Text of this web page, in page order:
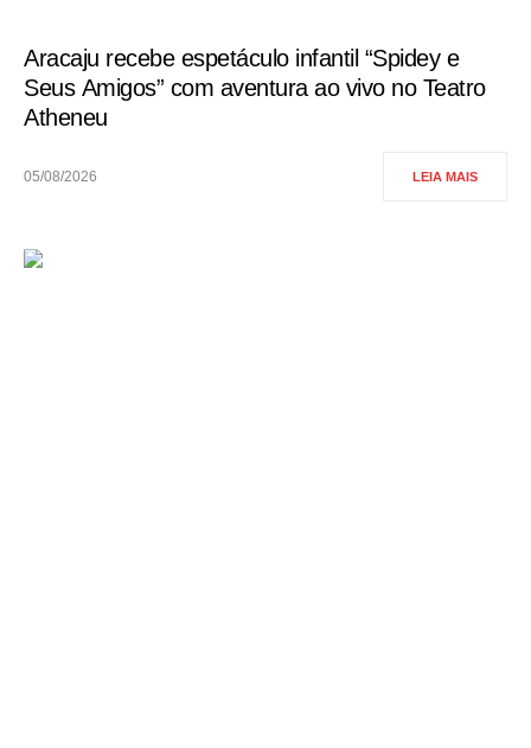
Aracaju recebe espetáculo infantil “Spidey e
Seus Amigos” com aventura ao vivo no Teatro
Atheneu
05/08/2026 LEIA MAIS